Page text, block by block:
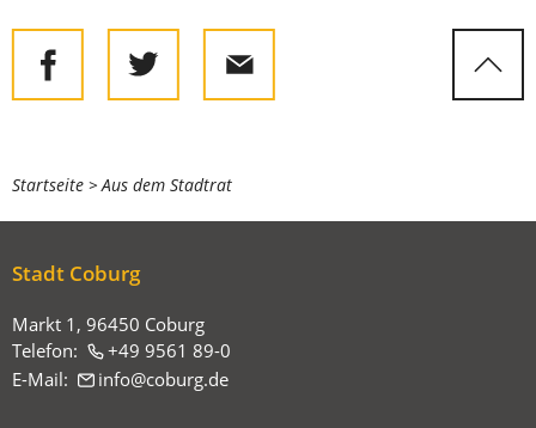
Sie
befinden
sich
Startseite Aus dem Stadtrat
Stadt Coburg
Markt 1, 96450 Coburg
Telefon:
+49 9561 89-0
E-Mail:
info coburg de